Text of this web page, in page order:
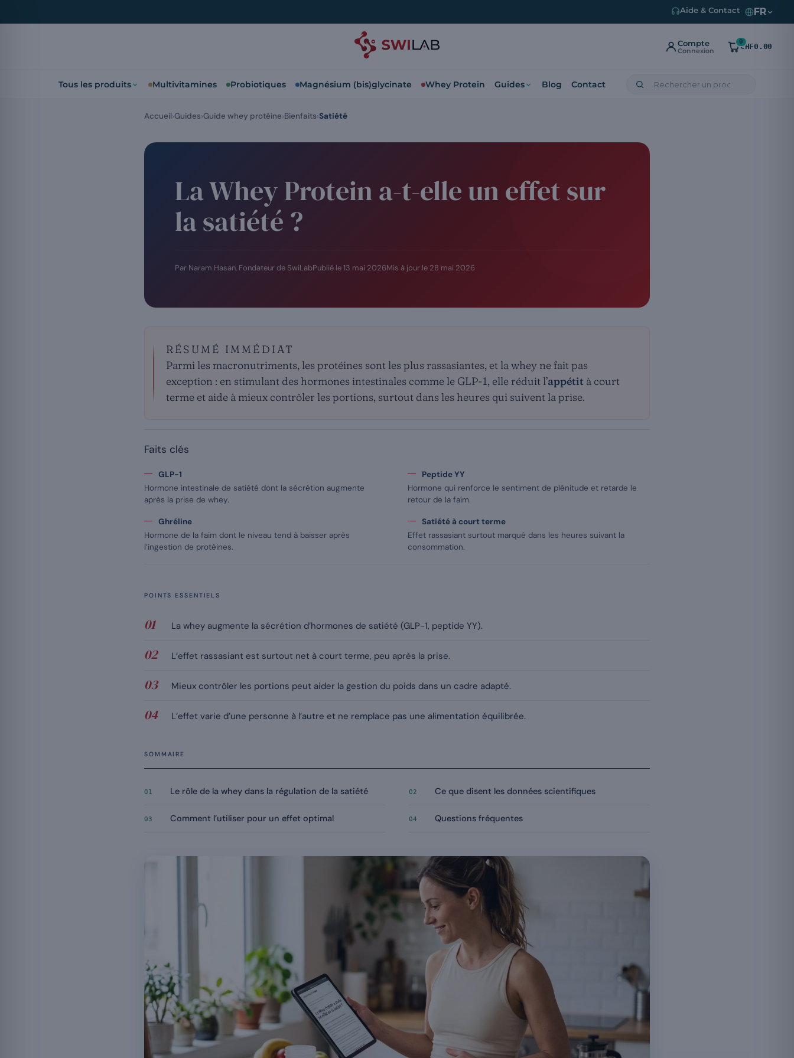
Aide & Contact FR
Compte
Connexion
0
CHF0.00
Tous les produits Multivitamines Probiotiques Magnésium (bis)glycinate Whey Protein Guides Blog Contact
La Whey Protein a-t-elle un effet sur
la satiété ?
Par Naram Hasan, Fondateur de SwiLabPublié le 13 mai 2026Mis à jour le 28 mai 2026
RÉSUMÉ IMMÉDIAT
Parmi les macronutriments, les protéines sont les plus rassasiantes, et la whey ne fait pas
exception : en stimulant des hormones intestinales comme le GLP-1, elle réduit l’appétit à court
terme et aide à mieux contrôler les portions, surtout dans les heures qui suivent la prise.
Faits clés
GLP-1
Hormone intestinale de satiété dont la sécrétion augmente
après la prise de whey.
Peptide YY
Hormone qui renforce le sentiment de plénitude et retarde le
retour de la faim.
Ghréline
Hormone de la faim dont le niveau tend à baisser après
l’ingestion de protéines.
Satiété à court terme
Effet rassasiant surtout marqué dans les heures suivant la
consommation.
POINTS ESSENTIELS
La whey augmente la sécrétion d’hormones de satiété (GLP-1, peptide YY).
L’effet rassasiant est surtout net à court terme, peu après la prise.
Mieux contrôler les portions peut aider la gestion du poids dans un cadre adapté.
L’effet varie d’une personne à l’autre et ne remplace pas une alimentation équilibrée.
SOMMAIRE
01 Le rôle de la whey dans la régulation de la satiété 02 Ce que disent les données scientifiques
03 Comment l’utiliser pour un effet optimal 04 Questions fréquentes
Accueil Guides Guide whey protéine Bienfaits Satiété